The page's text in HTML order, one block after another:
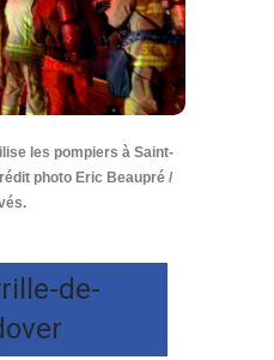
les pompiers à Saint-
photo Eric Beaupré /
de-